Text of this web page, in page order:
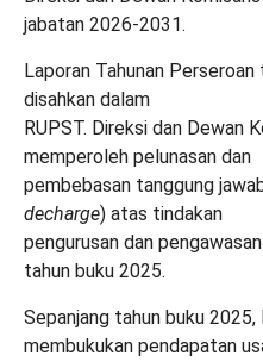
jabatan 2026-2031.
Laporan Tahunan
disahkan dalam
RUPST. Direksi dan Dewan
memperoleh pelunasan dan
pembebasan tanggung
decharge) atas tindakan
pengurusan dan
tahun buku 2025.
Sepanjang tahun buku 2025,
membukukan pendapatan